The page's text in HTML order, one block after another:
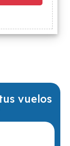
vuelos